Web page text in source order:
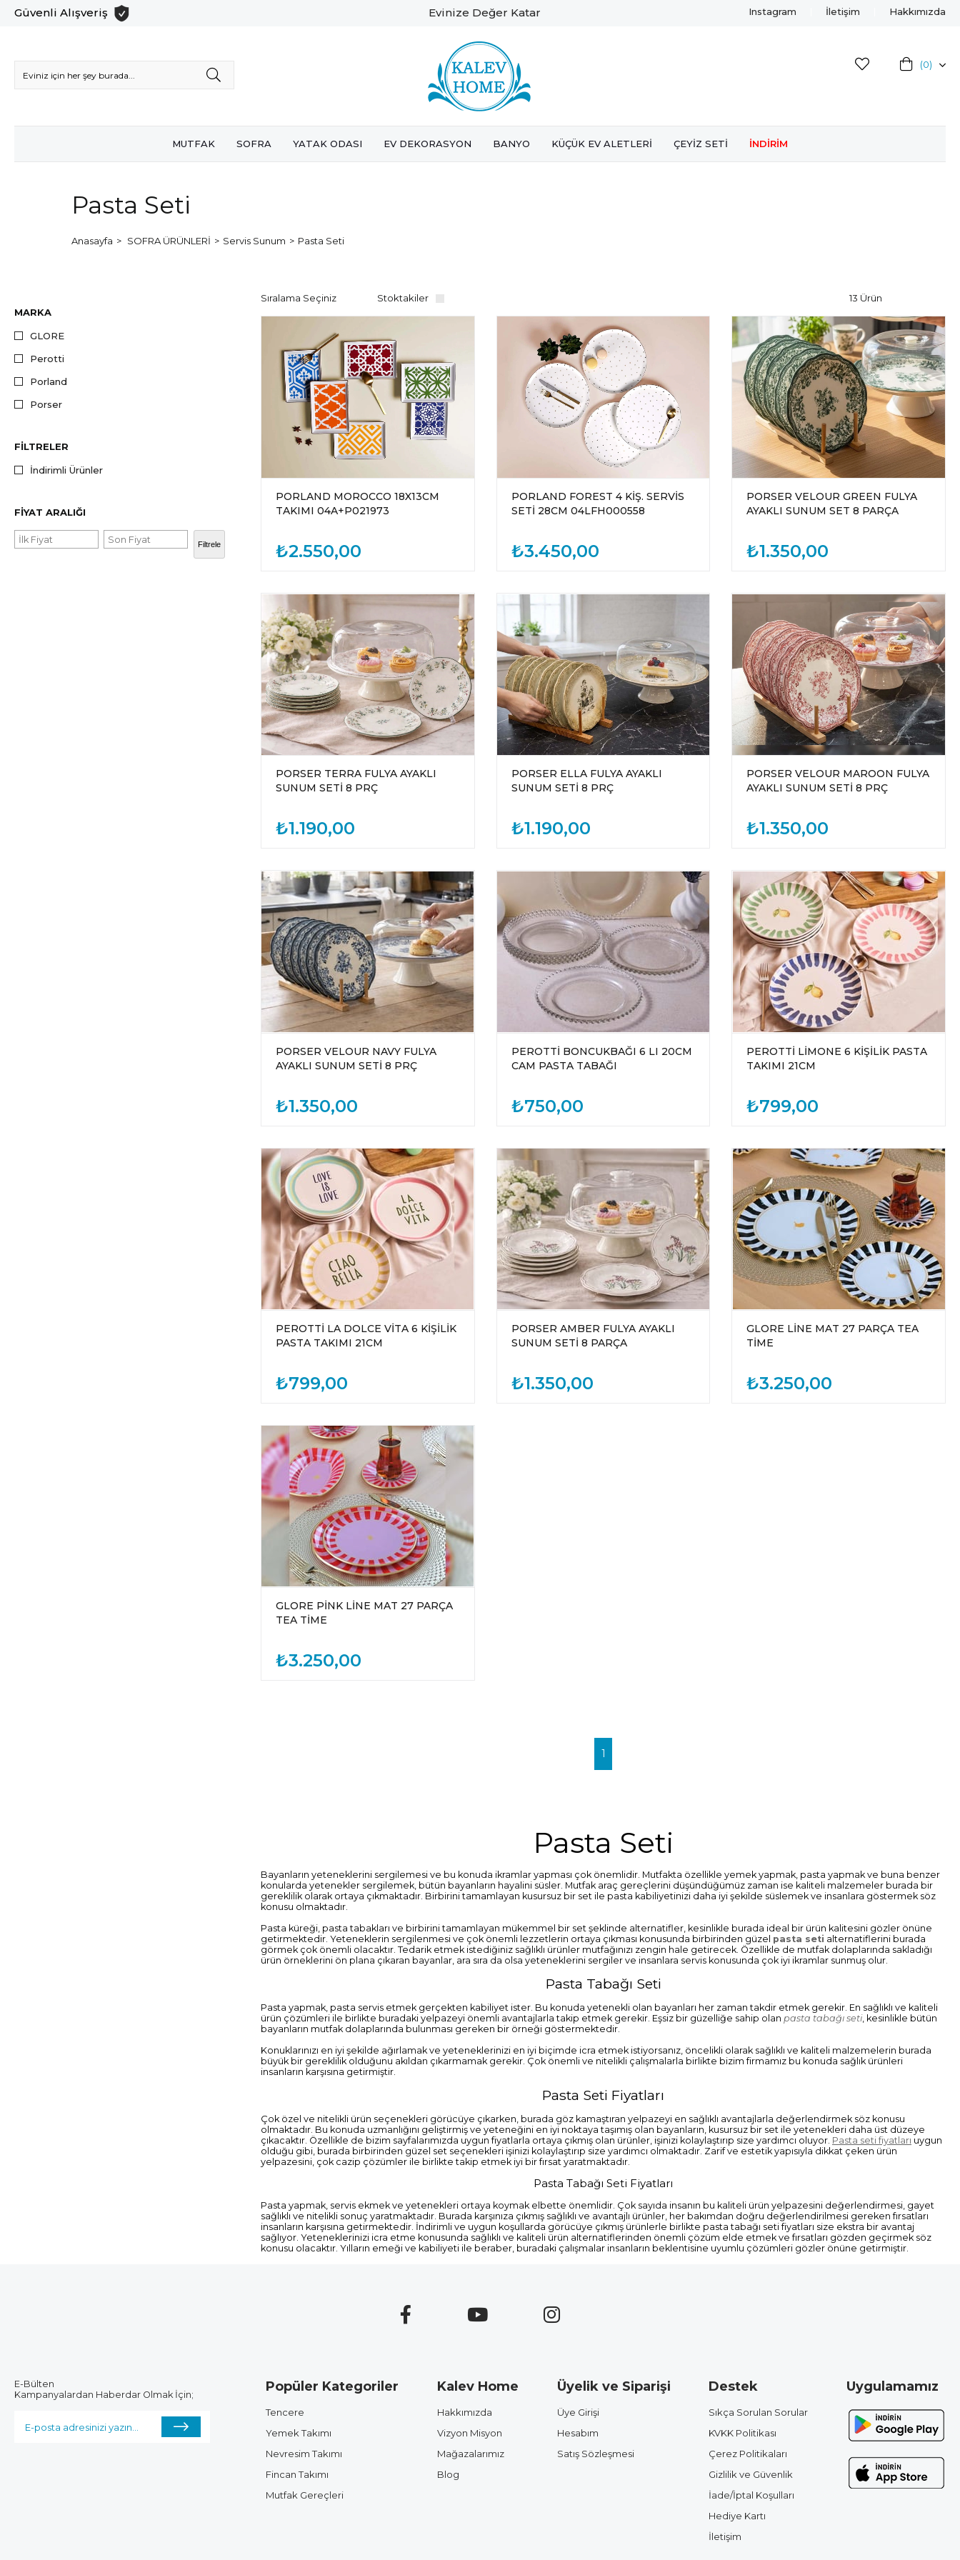
Güvenli Alışveriş Evinize Değer Katar Instagram İletişim Hakkımızda
0
MUTFAK SOFRA YATAK ODASI EV DEKORASYON BANYO KÜÇÜK EV ALETLERİ ÇEYİZ SETİ İNDİRİM
Pasta Seti
Anasayfa SOFRA ÜRÜNLERİ Servis Sunum Pasta Seti
MARKA
GLORE
Perotti
Porland
Porser
FILTRELER
İndirimli Ürünler
FIYAT ARALIĞI
Filtrele
Stoktakiler 13 Ürün
PORLAND MOROCCO 18X13CM
TAKIMI 04A+P021973
₺2.550,00
PORLAND FOREST 4 KİŞ. SERVİS
SETİ 28CM 04LFH000558
₺3.450,00
PORSER VELOUR GREEN FULYA
AYAKLI SUNUM SET 8 PARÇA
₺1.350,00
PORSER TERRA FULYA AYAKLI
SUNUM SETİ 8 PRÇ
₺1.190,00
PORSER ELLA FULYA AYAKLI
SUNUM SETİ 8 PRÇ
₺1.190,00
PORSER VELOUR MAROON FULYA
AYAKLI SUNUM SETİ 8 PRÇ
₺1.350,00
PORSER VELOUR NAVY FULYA
AYAKLI SUNUM SETİ 8 PRÇ
₺1.350,00
PEROTTİ BONCUKBAĞI 6 LI 20CM
CAM PASTA TABAĞI
₺750,00
PEROTTİ LİMONE 6 KİŞİLİK PASTA
TAKIMI 21CM
₺799,00
PEROTTİ LA DOLCE VİTA 6 KİŞİLİK
PASTA TAKIMI 21CM
₺799,00
PORSER AMBER FULYA AYAKLI
SUNUM SETİ 8 PARÇA
₺1.350,00
GLORE LİNE MAT 27 PARÇA TEA
TİME
₺3.250,00
GLORE PİNK LİNE MAT 27 PARÇA
TEA TİME
₺3.250,00
1
Pasta Seti
Bayanların yeteneklerini sergilemesi ve bu konuda ikramlar yapması çok önemlidir. Mutfakta özellikle yemek yapmak, pasta yapmak ve buna benzer
konularda yetenekler sergilemek, bütün bayanların hayalini süsler. Mutfak araç gereçlerini düşündüğümüz zaman ise kaliteli malzemeler burada bir
gereklilik olarak ortaya çıkmaktadır. Birbirini tamamlayan kusursuz bir set ile pasta kabiliyetinizi daha iyi şekilde süslemek ve insanlara göstermek söz
konusu olmaktadır.
Pasta küreği, pasta tabakları ve birbirini tamamlayan mükemmel bir set şeklinde alternatifler, kesinlikle burada ideal bir ürün kalitesini gözler önüne
getirmektedir. Yeteneklerin sergilenmesi ve çok önemli lezzetlerin ortaya çıkması konusunda birbirinden güzel pasta seti alternatiflerini burada
görmek çok önemli olacaktır. Tedarik etmek istediğiniz sağlıklı ürünler mutfağınızı zengin hale getirecek. Özellikle de mutfak dolaplarında sakladığı
ürün örneklerini ön plana çıkaran bayanlar, ara sıra da olsa yeteneklerini sergiler ve insanlara servis konusunda çok iyi ikramlar sunmuş olur.
Pasta Tabağı Seti
Pasta yapmak, pasta servis etmek gerçekten kabiliyet ister. Bu konuda yetenekli olan bayanları her zaman takdir etmek gerekir. En sağlıklı ve kaliteli
ürün çözümleri ile birlikte buradaki yelpazeyi önemli avantajlarla takip etmek gerekir. Eşsiz bir güzelliğe sahip olan pasta tabağı seti, kesinlikle bütün
bayanların mutfak dolaplarında bulunması gereken bir örneği göstermektedir.
Konuklarınızı en iyi şekilde ağırlamak ve yeteneklerinizi en iyi biçimde icra etmek istiyorsanız, öncelikli olarak sağlıklı ve kaliteli malzemelerin burada
büyük bir gereklilik olduğunu akıldan çıkarmamak gerekir. Çok önemli ve nitelikli çalışmalarla birlikte bizim firmamız bu konuda sağlık ürünleri
insanların karşısına getirmiştir.
Pasta Seti Fiyatları
Çok özel ve nitelikli ürün seçenekleri görücüye çıkarken, burada göz kamaştıran yelpazeyi en sağlıklı avantajlarla değerlendirmek söz konusu
olmaktadır. Bu konuda uzmanlığını geliştirmiş ve yeteneğini en iyi noktaya taşımış olan bayanların, kusursuz bir set ile yetenekleri daha üst düzeye
çıkacaktır. Özellikle de bizim sayfalarımızda uygun fiyatlarla ortaya çıkmış olan ürünler, işinizi kolaylaştırıp size yardımcı oluyor. Pasta seti fiyatları uygun
olduğu gibi, burada birbirinden güzel set seçenekleri işinizi kolaylaştırıp size yardımcı olmaktadır. Zarif ve estetik yapısıyla dikkat çeken ürün
yelpazesini, çok cazip çözümler ile birlikte takip etmek iyi bir fırsat yaratmaktadır.
Pasta Tabağı Seti Fiyatları
Pasta yapmak, servis ekmek ve yetenekleri ortaya koymak elbette önemlidir. Çok sayıda insanın bu kaliteli ürün yelpazesini değerlendirmesi, gayet
sağlıklı ve nitelikli sonuç yaratmaktadır. Burada karşınıza çıkmış sağlıklı ve avantajlı ürünler, her bakımdan doğru değerlendirilmesi gereken fırsatları
insanların karşısına getirmektedir. İndirimli ve uygun koşullarda görücüye çıkmış ürünlerle birlikte pasta tabağı seti fiyatları size ekstra bir avantaj
sağlıyor. Yeteneklerinizi icra etme konusunda sağlıklı ve kaliteli ürün alternatiflerinden önemli çözüm elde etmek ve fırsatları gözden geçirmek söz
konusu olacaktır. Yılların emeği ve kabiliyeti ile beraber, buradaki çalışmalar insanların beklentisine uyumlu çözümleri gözler önüne getirmiştir.
E-Bülten
Kampanyalardan Haberdar Olmak İçin;
Popüler Kategoriler
Tencere
Yemek Takımı
Nevresim Takımı
Fincan Takımı
Mutfak Gereçleri
Kalev Home
Hakkımızda
Vizyon Misyon
Mağazalarımız
Blog
Üyelik ve Siparişi
Üye Girişi
Hesabım
Satış Sözleşmesi
Destek
Sıkça Sorulan Sorular
KVKK Politikası
Çerez Politikaları
Gizlilik ve Güvenlik
İade/İptal Koşulları
Hediye Kartı
İletişim
Uygulamamız